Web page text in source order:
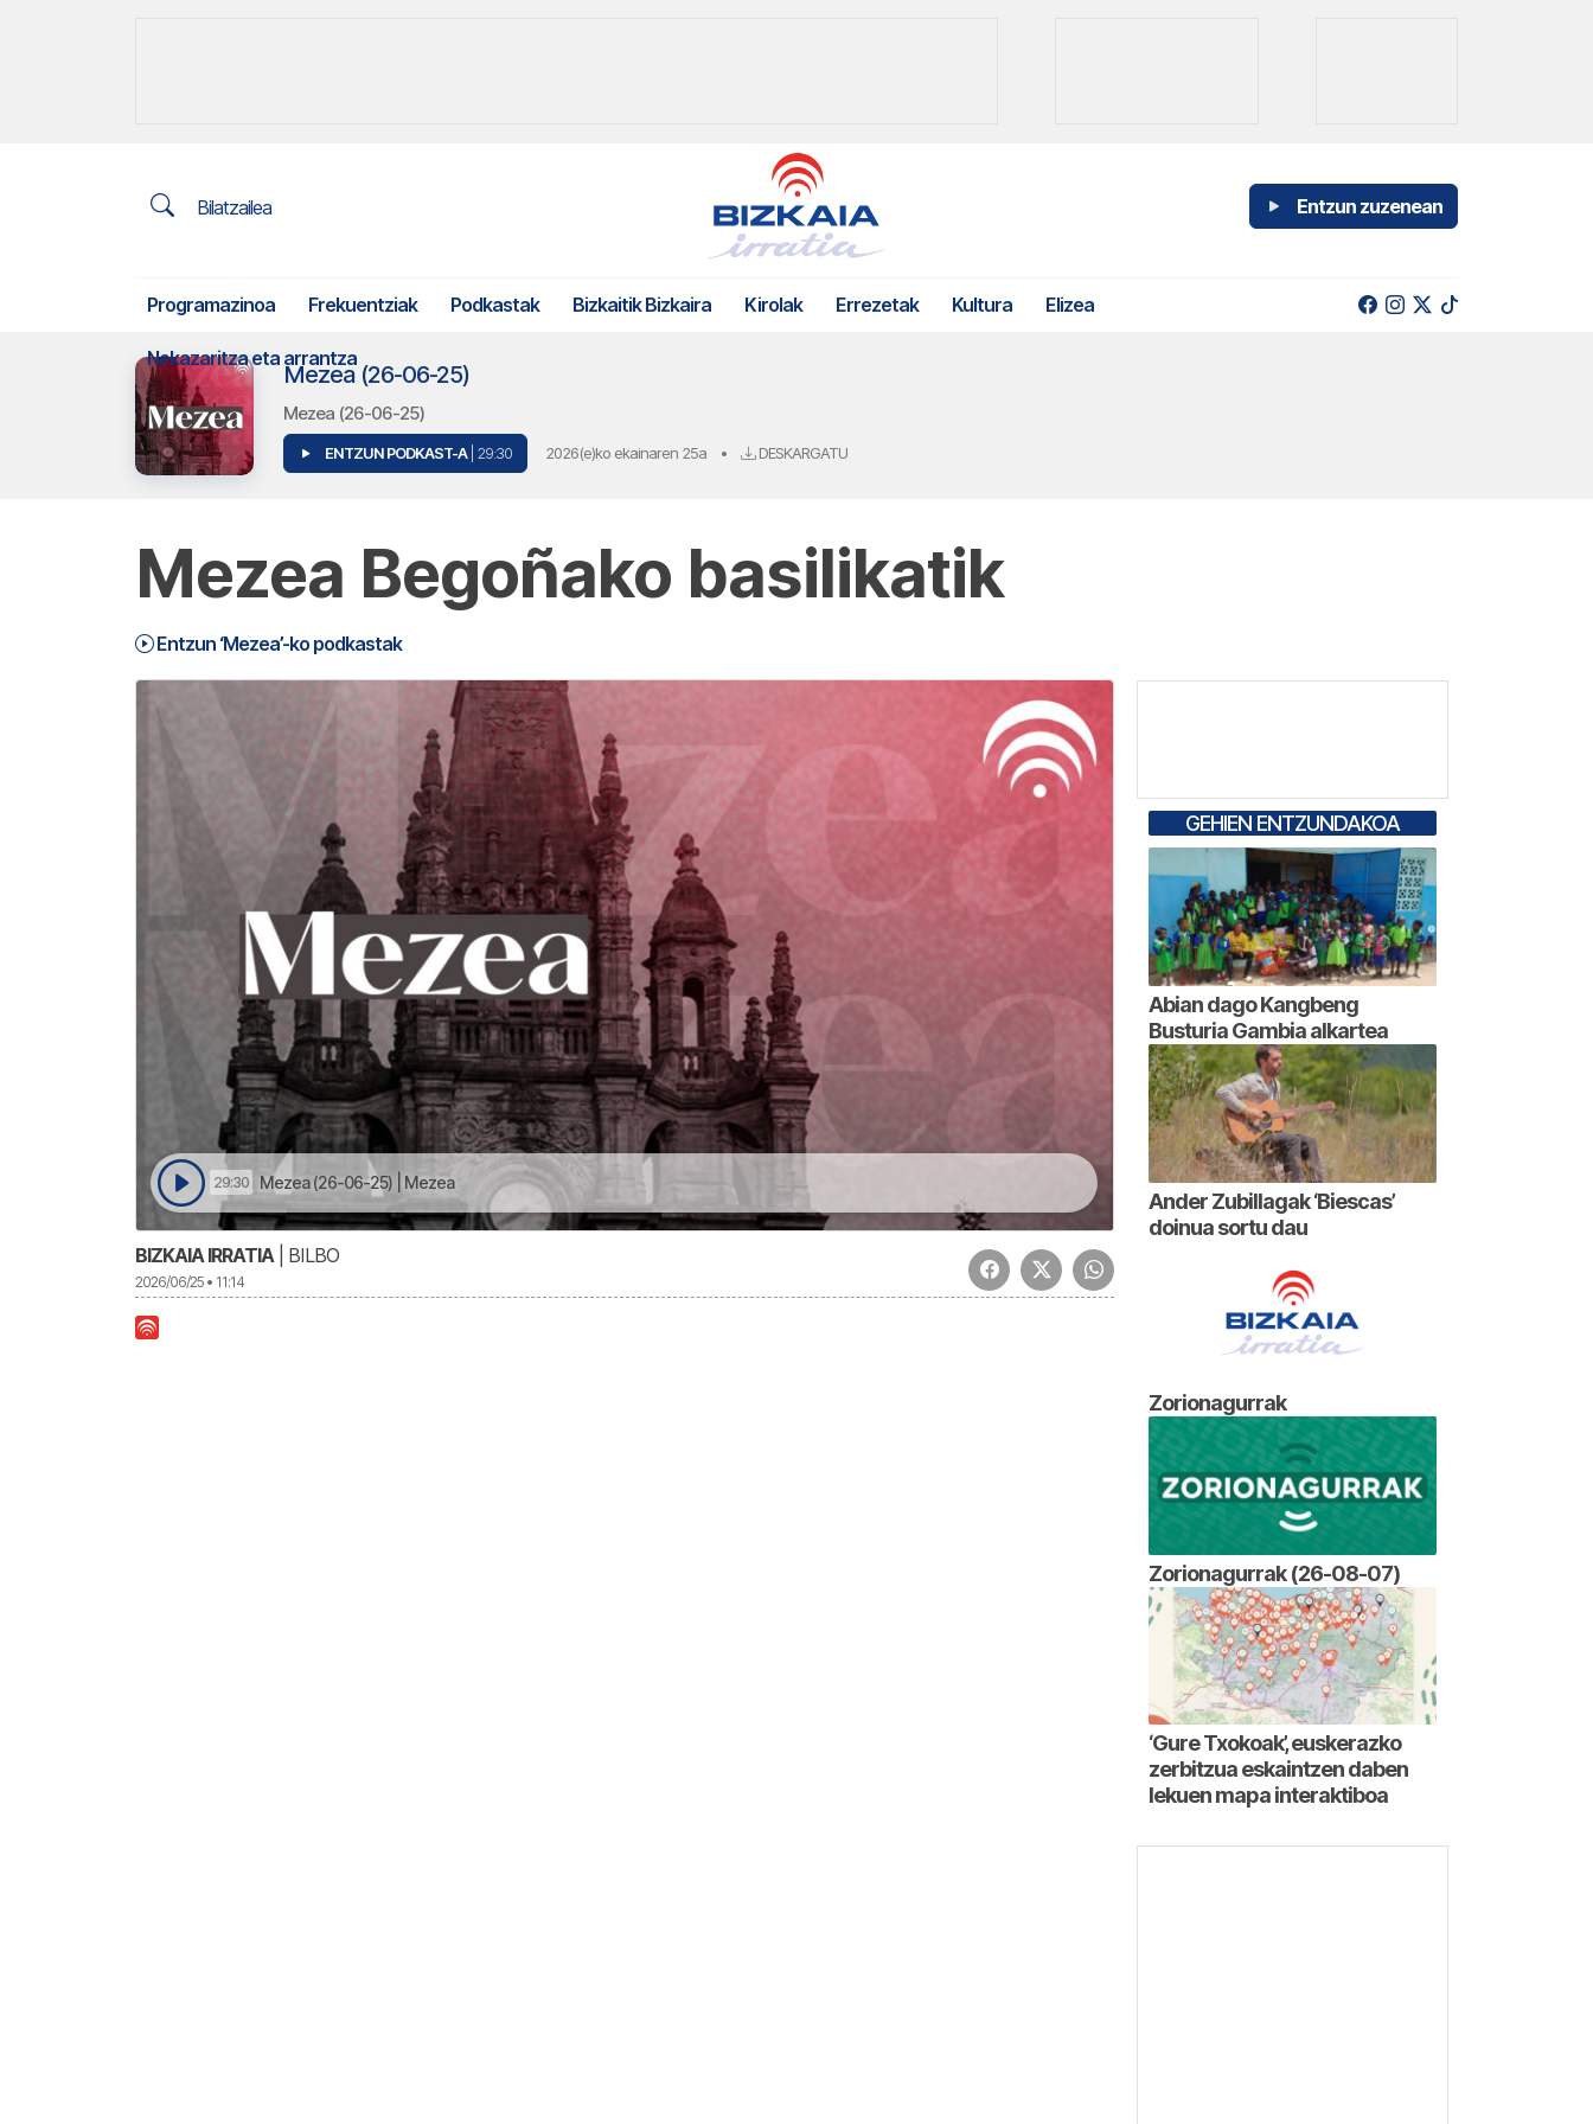
Bilatzailea Entzun zuzenean
Programazinoa Frekuentziak Podkastak Bizkaitik Bizkaira Kirolak Errezetak Kultura Elizea
Nekazaritza eta arrantza
Mezea (26-06-25)
Mezea (26-06-25)
ENTZUN PODKAST-A | 29:30 2026(e)ko ekainaren 25a • DESKARGATU
Mezea Begoñako basilikatik
Entzun ‘Mezea’-ko podkastak
29:30 Mezea (26-06-25) | Mezea
BIZKAIA IRRATIA| BILBO
2026/06/25 • 11:14
GEHIEN ENTZUNDAKOA
Abian dago Kangbeng
Busturia Gambia alkartea
Ander Zubillagak ‘Biescas’
doinua sortu dau
Zorionagurrak
Zorionagurrak (26-08-07)
‘Gure Txokoak’, euskerazko
zerbitzua eskaintzen daben
lekuen mapa interaktiboa